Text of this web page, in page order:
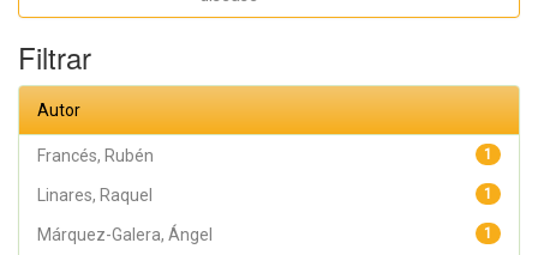
Filtrar
Autor
1
Francés, Rubén
1
Linares, Raquel
1
Márquez-Galera, Ángel